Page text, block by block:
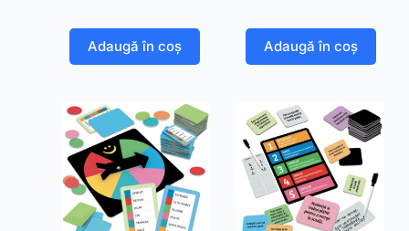
Adaugă în coș Adaugă în coș